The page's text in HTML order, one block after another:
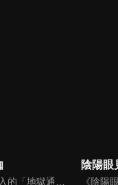
午夜0時才能進入的「地獄通信」在此寫下無法消除的怨恨，地獄少女就會現身，將憎恨的人流放至地獄……看似是年輕人之間流傳的都市傳說，其實是真實的故事。
陰陽眼